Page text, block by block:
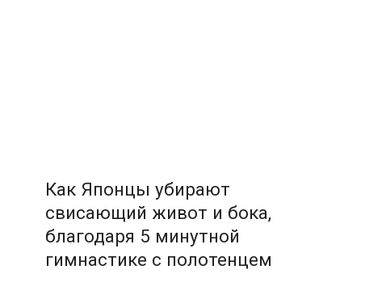
Как Японцы убирают
свисающий живот и бока,
благодаря 5 минутной
гимнастике с полотенцем